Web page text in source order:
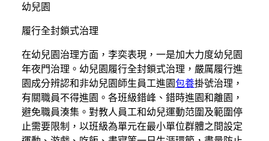
幼兒園
履行全封鎖式治理
在幼兒園治理方面，李奕表現，一是加大力度幼兒園
年夜門治理。幼兒園履行全封鎖式治理，嚴厲履行進
園成分辨認和非幼兒園師生員工進園包養掛號治理，
有關職員不得進園。各班級錯峰、錯時進園和離園，
避免職員湊集。對教人員工和幼兒運動范圍及範圍停
止需要限制，以班級為單元在最小單位群體之間設定